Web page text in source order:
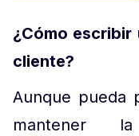
¿Cómo escribir
cliente?
Aunque pueda
mantener